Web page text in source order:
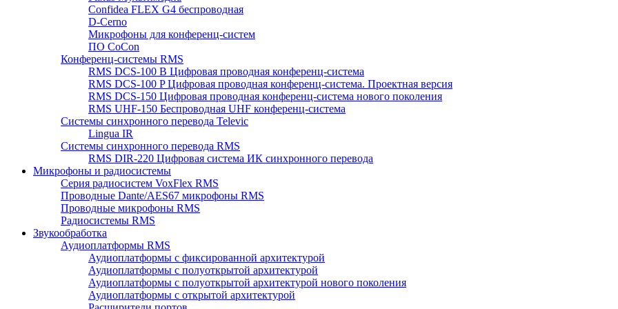
Confidea FLEX G4 беспроводная
D-Cerno
Микрофоны для конференц-систем
ПО CoCon
Конференц-системы RMS
RMS DCS-100 B Цифровая проводная конференц-система
RMS DCS-100 P Цифровая проводная конференц-система. Проектная версия
RMS DCS-150 Цифровая проводная конференц-система нового поколения
RMS UHF-150 Беспроводная UHF конференц-система
Системы синхронного перевода Televic
Lingua IR
Системы синхронного перевода RMS
RMS DIR-220 Цифровая система ИК синхронного перевода
Микрофоны и радиосистемы
Серия радиосистем VoxFlex RMS
Проводные Dante/AES67 микрофоны RMS
Проводные микрофоны RMS
Радиосистемы RMS
Звукообработка
Аудиоплатформы RMS
Аудиоплатформы с фиксированной архитектурой
Аудиоплатформы с полуоткрытой архитектурой
Аудиоплатформы с полуоткрытой архитектурой нового поколения
Аудиоплатформы с открытой архитектурой